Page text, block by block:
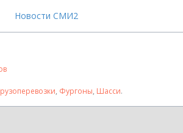
Новости СМИ2
, Фургоны, Шасси.